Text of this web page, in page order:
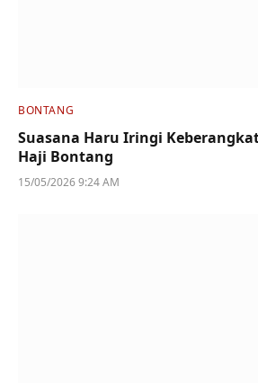
BONTANG
Suasana Haru Iringi
Haji Bontang
15/05/2026 9:24 AM